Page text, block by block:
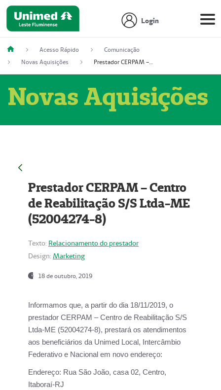
Login
Acesso Rápido
Comunicação
Novas Aquisições
Prestador CERPAM – Centro de Reabilitação S/S Ltda-ME (52004274-8)
Novas Aquisições
Prestador CERPAM – Centro
de Reabilitação S/S Ltda-ME
(52004274-8)
Texto: Relacionamento do prestador
Design: Marketing
18 de outubro, 2019
Informamos que, a partir do dia 18/11/2019, o
prestador CERPAM – Centro de Reabilitação S/S
Ltda-ME (52004274-8), prestará os atendimentos
aos beneficiários da Unimed Local, Intercâmbio
Federativo e Nacional em novo endereço:
Endereço: Rua São João, casa 02, Centro,
Itaboraí-RJ